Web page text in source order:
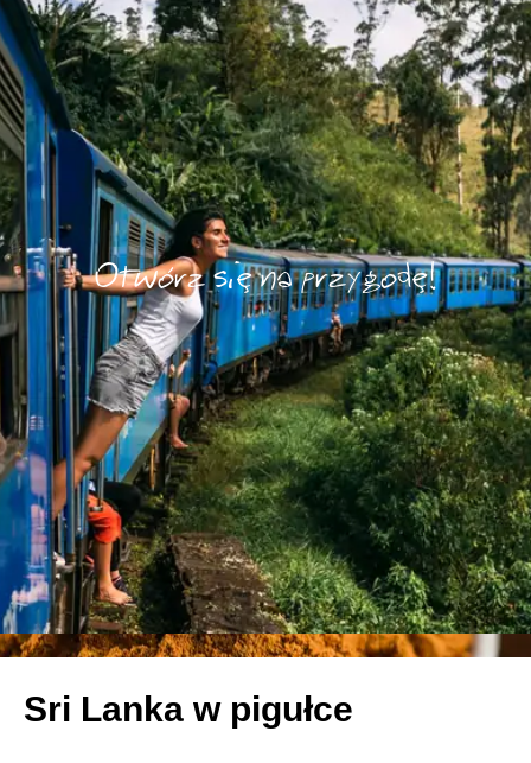
Otwórz się na przygodę!
Sri Lanka w pigułce